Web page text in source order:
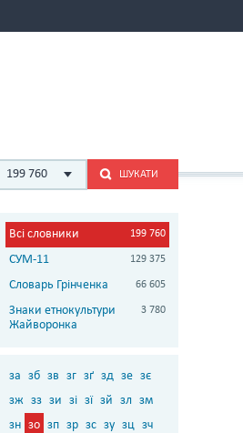
199 760 ШУКАТИ
Всі словники 199 760
СУМ-11 129 375
Словарь Грінченка 66 605
Знаки етнокультури
Жайворонка
3 780
за зб зв зг зґ зд зе зє
зж зз зи зі зї зй зл зм
зн зо зп зр зс зу зц зч